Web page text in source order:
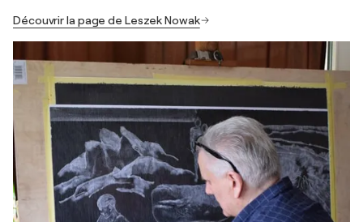
Découvrir la page de Leszek Nowak